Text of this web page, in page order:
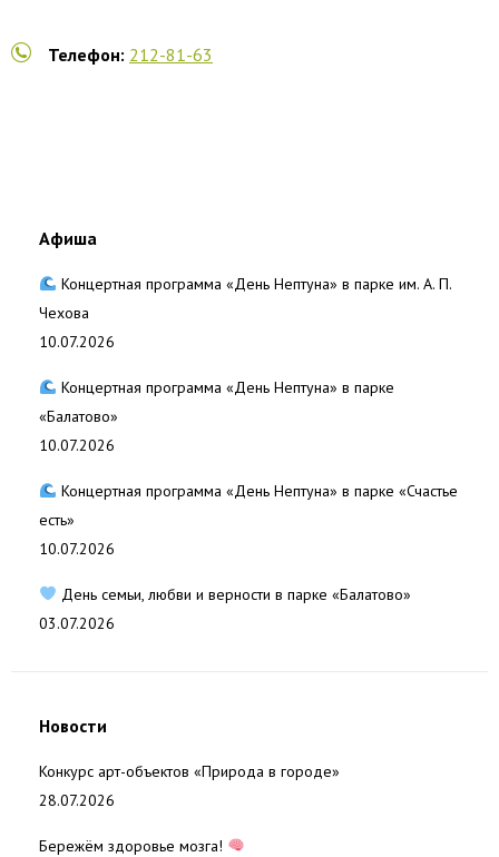
Телефон: 212-81-63
Афиша
Концертная программа «День Нептуна» в парке им. А. П.
Чехова
10.07.2026
Концертная программа «День Нептуна» в парке
«Балатово»
10.07.2026
Концертная программа «День Нептуна» в парке «Счастье
есть»
10.07.2026
День семьи, любви и верности в парке «Балатово»
03.07.2026
Новости
Конкурс арт-объектов «Природа в городе»
28.07.2026
Бережём здоровье мозга!